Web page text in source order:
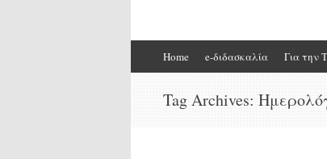
to
Home e-διδασκαλία Για την
Tag Archives: